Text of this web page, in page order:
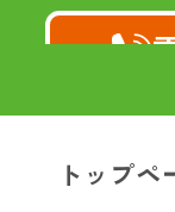
トップペ
通話無